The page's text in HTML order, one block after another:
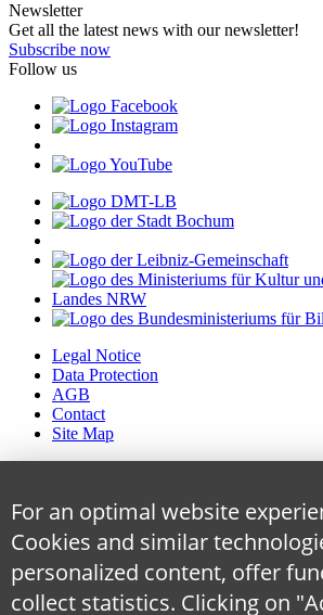
Newsletter
Get all the latest news with our newsletter!
Subscribe now
Follow us
Legal Notice
Data Protection
AGB
Contact
Site Map
For an optimal website
Cookies and similar
personalized content, offer
collect statistics. Clicking on